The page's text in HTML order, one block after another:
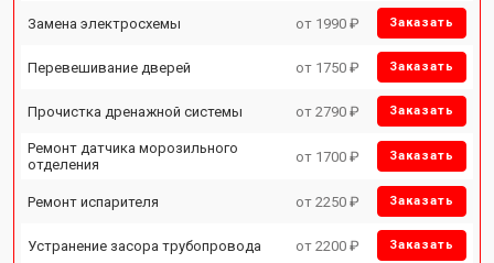
Замена электросхемы от 1990 ₽ Заказать
Перевешивание дверей от 1750 ₽ Заказать
Прочистка дренажной системы от 2790 ₽ Заказать
Ремонт датчика морозильного
отделения
от 1700 ₽ Заказать
Ремонт испарителя от 2250 ₽ Заказать
Устранение засора трубопровода от 2200 ₽ Заказать